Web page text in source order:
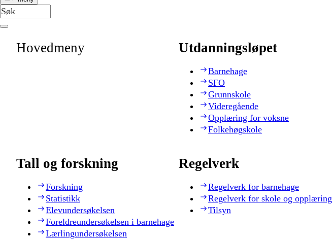
Hovedmeny Utdanningsløpet
Barnehage
SFO
Grunnskole
Videregående
Opplæring for voksne
Folkehøgskole
Tall og forskning
Forskning
Statistikk
Elevundersøkelsen
Foreldreundersøkelsen i barnehage
Lærlingundersøkelsen
Regelverk
Regelverk for barnehage
Regelverk for skole og opplæring
Tilsyn